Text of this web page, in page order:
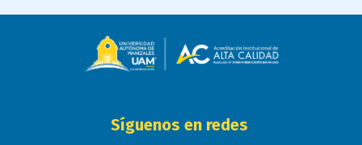
Síguenos en redes